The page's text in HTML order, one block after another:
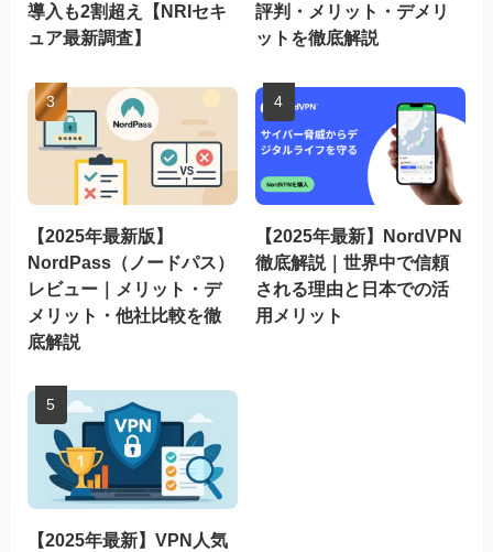
導入も2割超え【NRIセキ
ュア最新調査】
評判・メリット・デメリ
ットを徹底解説
【2025年最新版】
NordPass（ノードパス）
レビュー｜メリット・デ
メリット・他社比較を徹
底解説
【2025年最新】NordVPN
徹底解説｜世界中で信頼
される理由と日本での活
用メリット
【2025年最新】VPN人気